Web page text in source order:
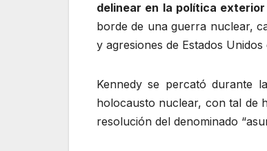
delinear en la política
borde de una guerra nuclear,
y agresiones de Estados
Kennedy se percató durante
holocausto nuclear, con tal de
resolución del denominado